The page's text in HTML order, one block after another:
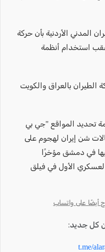
المدني الأردنية بأن حركة
استخدام أنظمة
بالعراق والكويت
تحديد المواقع "جي بي
شن إيران لهجوم على
في دمشق مؤخرًا
الأول في فيلق
أيضًا على واتساب
كل جديد:
t.me/